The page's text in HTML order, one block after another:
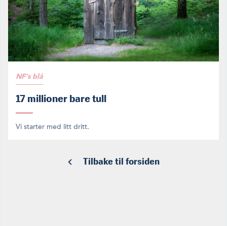
NF's blå
17 millioner bare tull
Vi starter med litt dritt.
Tilbake til forsiden